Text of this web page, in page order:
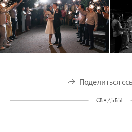
Поделиться
СВАДЬБЫ